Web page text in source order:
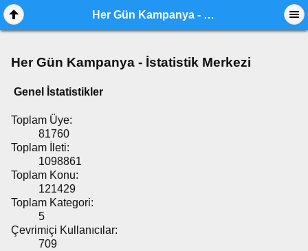
Her Gün Kampanya - İstatistik Merkezi
Her Gün Kampanya - İstatistik Merkezi
Genel İstatistikler
Toplam Üye:
81760
Toplam İleti:
1098861
Toplam Konu:
121429
Toplam Kategori:
5
Çevrimiçi Kullanıcılar:
709